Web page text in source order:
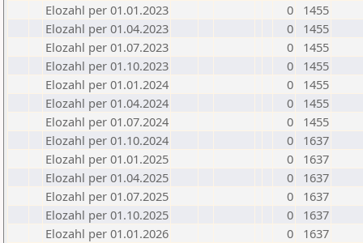
Elozahl per 01.01.2023
0
1455
Elozahl per 01.04.2023
0
1455
Elozahl per 01.07.2023
0
1455
Elozahl per 01.10.2023
0
1455
Elozahl per 01.01.2024
0
1455
Elozahl per 01.04.2024
0
1455
Elozahl per 01.07.2024
0
1455
Elozahl per 01.10.2024
0
1637
Elozahl per 01.01.2025
0
1637
Elozahl per 01.04.2025
0
1637
Elozahl per 01.07.2025
0
1637
Elozahl per 01.10.2025
0
1637
Elozahl per 01.01.2026
0
1637